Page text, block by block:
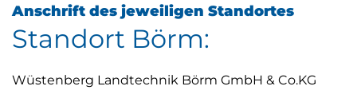
Anschrift des jeweiligen Standortes
Standort Börm:
Wüstenberg Landtechnik Börm GmbH & Co.KG